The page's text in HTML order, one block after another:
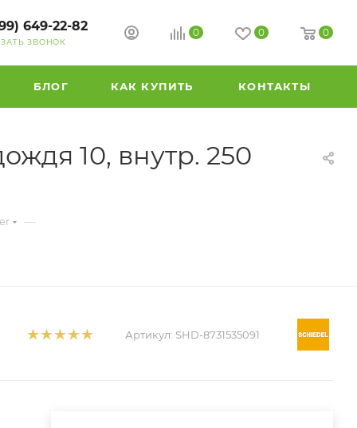
649-22-82
ЗВОНОК
0 0 0
БЛОГ КАК КУПИТЬ КОНТАКТЫ
10, внутр. 250
—
Артикул: SHD-8731535091